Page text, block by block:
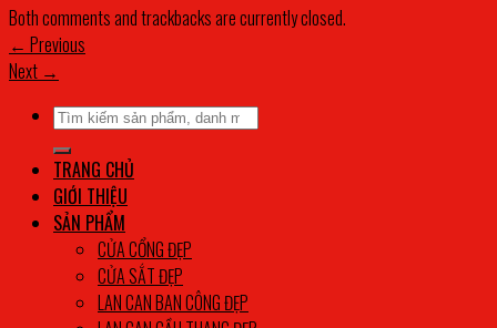
Both comments and trackbacks are currently closed.
← Previous
Next →
Tìm
kiếm:
TRANG CHỦ
GIỚI THIỆU
SẢN PHẨM
CỬA CỔNG ĐẸP
CỬA SẮT ĐẸP
LAN CAN BAN CÔNG ĐẸP